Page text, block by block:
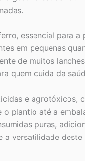
essencial para
em pequenas
de muitos
quem cuida da
e agrotóxicos,
plantio até a
puras,
versatilidade